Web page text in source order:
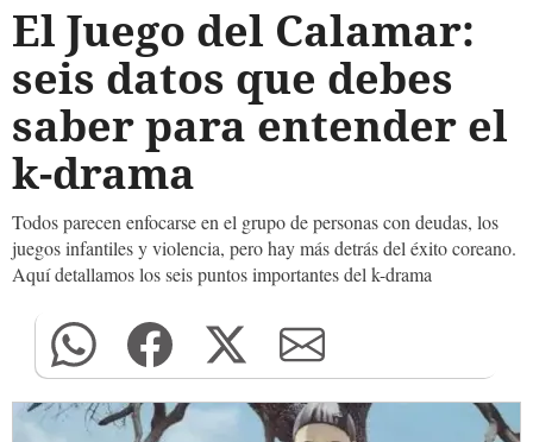
El Juego del Calamar:
seis datos que debes
saber para entender el
k-drama
Todos parecen enfocarse en el grupo de personas con deudas, los
juegos infantiles y violencia, pero hay más detrás del éxito coreano.
Aquí detallamos los seis puntos importantes del k-drama